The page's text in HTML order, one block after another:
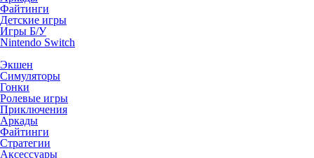
Файтинги
Детские игры
Игры Б/У
Nintendo Switch
Экшен
Симуляторы
Гонки
Ролевые игры
Приключения
Аркады
Файтинги
Стратегии
Аксессуары